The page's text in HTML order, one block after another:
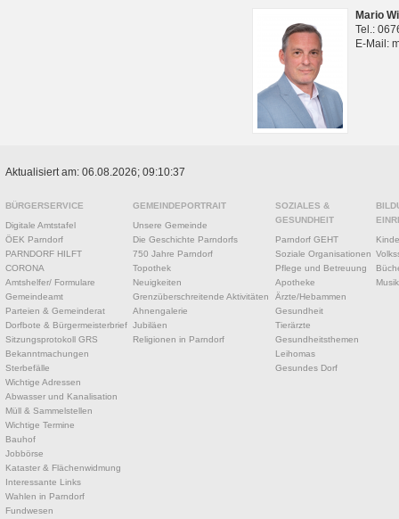
Mario
Tel.:
E-Mail:
Aktualisiert am: 06.08.2026; 09:10:37
BÜRGERSERVICE
Digitale Amtstafel
ÖEK Parndorf
PARNDORF HILFT
CORONA
Amtshelfer/ Formulare
Gemeindeamt
Parteien & Gemeinderat
Dorfbote & Bürgermeisterbrief
Sitzungsprotokoll GRS
Bekanntmachungen
Sterbefälle
Wichtige Adressen
Abwasser und Kanalisation
Müll & Sammelstellen
Wichtige Termine
Bauhof
Jobbörse
Kataster & Flächenwidmung
Interessante Links
Wahlen in Parndorf
Fundwesen
GEMEINDEPORTRAIT
Unsere Gemeinde
Die Geschichte Parndorfs
750 Jahre Parndorf
Topothek
Neuigkeiten
Grenzüberschreitende Aktivitäten
Ahnengalerie
Jubiläen
Religionen in Parndorf
SOZIALES &
GESUNDHEIT
Parndorf GEHT
Soziale Organisationen
Pflege und Betreuung
Apotheke
Ärzte/Hebammen
Gesundheit
Tierärzte
Gesundheitsthemen
Leihomas
Gesundes Dorf